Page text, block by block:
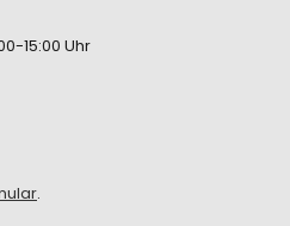
15:00 Uhr
.